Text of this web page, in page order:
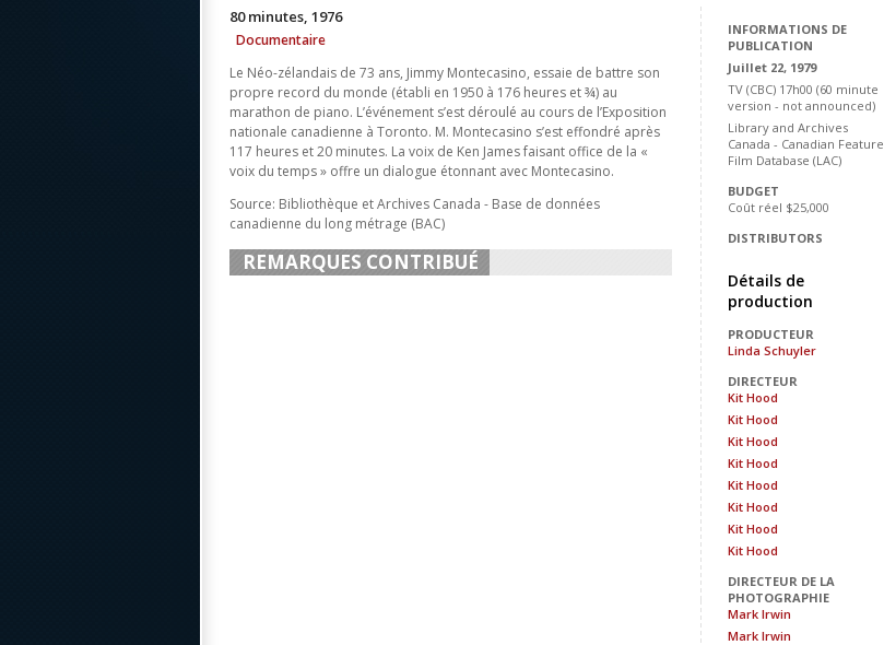
INFORMATIONS DE
PUBLICATION
Juillet 22, 1979
TV (CBC) 17h00 (60 minute
version - not announced)
Library and Archives
Canada - Canadian Feature
Film Database (LAC)
BUDGET
Coût réel $25,000
DISTRIBUTORS
Détails de
production
PRODUCTEUR
Linda Schuyler
DIRECTEUR
Kit Hood
Kit Hood
Kit Hood
Kit Hood
Kit Hood
Kit Hood
Kit Hood
Kit Hood
DIRECTEUR DE LA
PHOTOGRAPHIE
Mark Irwin
Mark Irwin
80 minutes, 1976
Documentaire
Le Néo-zélandais de 73 ans, Jimmy Montecasino, essaie de battre son
propre record du monde (établi en 1950 à 176 heures et ¾) au
marathon de piano. L’événement s’est déroulé au cours de l’Exposition
nationale canadienne à Toronto. M. Montecasino s’est effondré après
117 heures et 20 minutes. La voix de Ken James faisant office de la «
voix du temps » offre un dialogue étonnant avec Montecasino.
Source: Bibliothèque et Archives Canada - Base de données
canadienne du long métrage (BAC)
REMARQUES CONTRIBUÉ